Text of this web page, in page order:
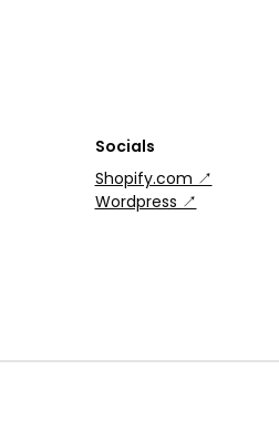
Socials
Shopify.com ↗
Wordpress ↗